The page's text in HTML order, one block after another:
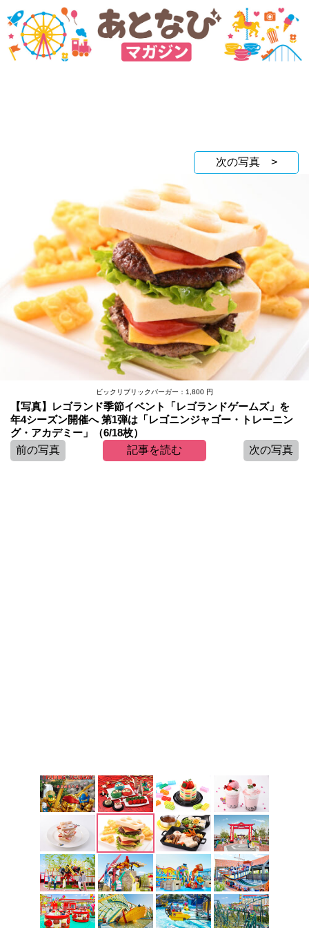
次の写真 >
ビックリブリックバーガー：1,800 円
【写真】レゴランド季節イベント「レゴランドゲームズ」を
年4シーズン開催へ 第1弾は「レゴニンジャゴー・トレーニン
グ・アカデミー」（6/18枚）
前の写真
記事を読む 次の写真